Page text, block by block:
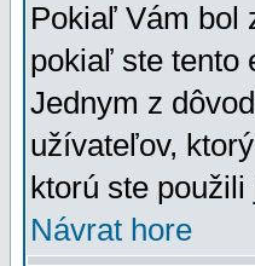
Pokiaľ Vám bol
pokiaľ ste tento
Jednym z
užívateľov,
ktorú ste
Návrat hore